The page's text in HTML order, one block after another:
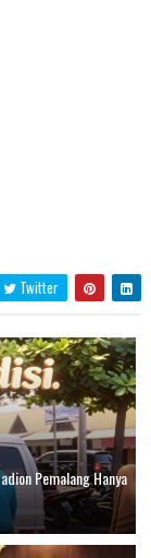
Twitter
Pemalang Hanya